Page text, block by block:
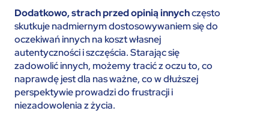
Dodatkowo, strach przed opinią innychczęsto
skutkuje nadmiernym dostosowywaniem się do
oczekiwań innych na koszt własnej
autentyczności i szczęścia. Starając się
zadowolić innych, możemy tracić z oczu to, co
naprawdę jest dla nas ważne, co w dłuższej
perspektywie prowadzi do frustracji i
niezadowolenia z życia.